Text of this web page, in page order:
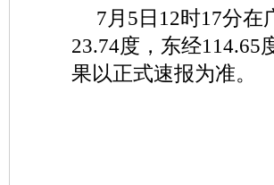
7月5日12时17分
23.74度，东经114.65
果以正式速报为准。